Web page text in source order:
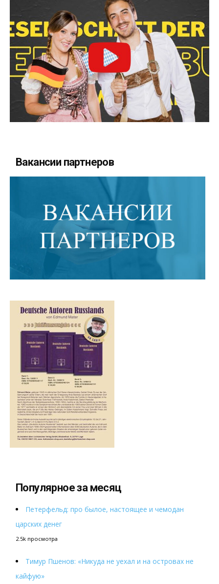
Вакансии партнеров
Популярное за месяц
Петерфельд: про былое, настоящее и чемодан
царских денег
2.5k просмотра
Тимур Пшенов: «Никуда не уехал и на островах не
кайфую»